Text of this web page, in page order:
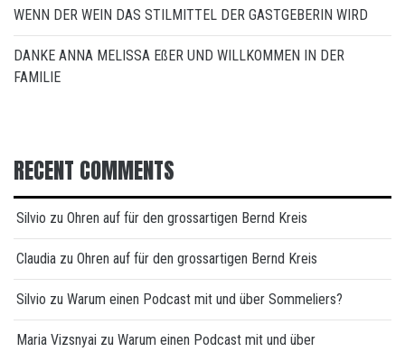
WENN DER WEIN DAS STILMITTEL DER GASTGEBERIN WIRD
DANKE ANNA MELISSA EßER UND WILLKOMMEN IN DER
FAMILIE
RECENT COMMENTS
Silvio zu Ohren auf für den grossartigen Bernd Kreis
Claudia zu Ohren auf für den grossartigen Bernd Kreis
Silvio zu Warum einen Podcast mit und über Sommeliers?
Maria Vizsnyai zu Warum einen Podcast mit und über